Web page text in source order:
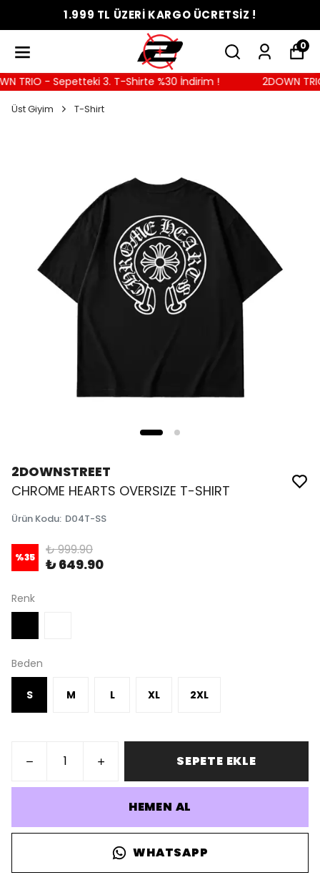
1.999 TL ÜZERİ KARGO ÜCRETSİZ !
0
TRIO - Sepetteki 3. T-Shirte %30 İndirim ! 2DOWN
Üst Giyim T-Shirt
2DOWNSTREET
CHROME HEARTS OVERSIZE T-SHIRT
Ürün Kodu: D04T-SS
%35 ₺ 999.90
₺ 649.90
Renk
Beden
S M L XL 2XL
SEPETE EKLE
HEMEN AL
WHATSAPP